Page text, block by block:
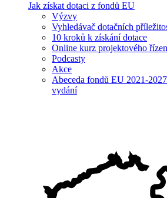
Jak získat dotaci z fondů EU
Výzvy
Vyhledávač dotačních
10 kroků k získání dotace
Online kurz projektového
Podcasty
Akce
Abeceda fondů EU 2021-
vydání